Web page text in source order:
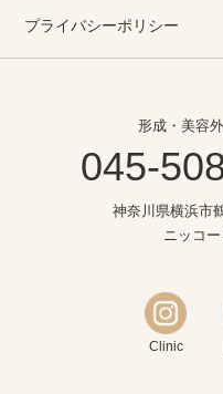
プライバシーポリシー
形成・美容
045-
神奈川県横浜市
ニッコ
Clinic